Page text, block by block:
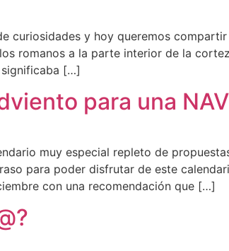
curiosidades y hoy queremos
romanos a la parte interior de la
significaba […]
para una
muy especial repleto de
para poder disfrutar de este
con una recomendación que […]